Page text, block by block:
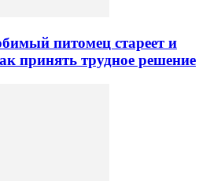
питомец стареет и
принять трудное решение